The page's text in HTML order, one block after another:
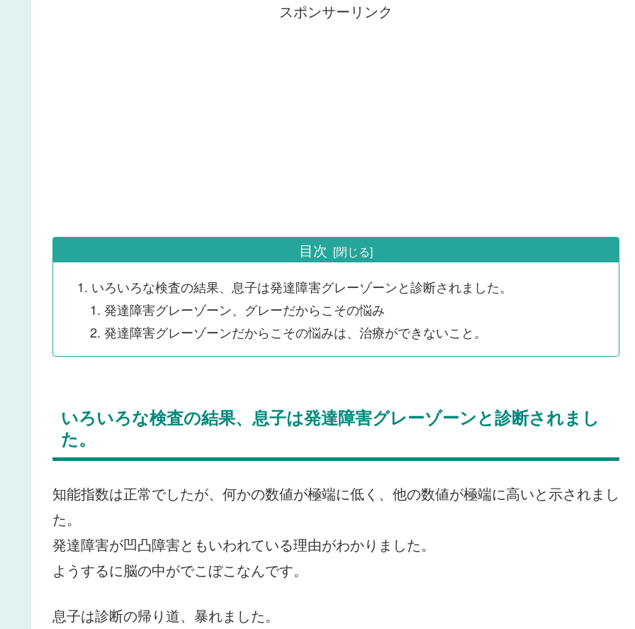
スポンサーリンク
目次
いろいろな検査の結果、息子は発達障害グレーゾーンと診断されました。
発達障害グレーゾーン、グレーだからこその悩み
発達障害グレーゾーンだからこその悩みは、治療ができないこと。
いろいろな検査の結果、息子は発達障害グレーゾーンと診断されまし
た。
知能指数は正常でしたが、何かの数値が極端に低く、他の数値が極端に高いと示されまし
た。
発達障害が凹凸障害ともいわれている理由がわかりました。
ようするに脳の中がでこぼこなんです。
息子は診断の帰り道、暴れました。